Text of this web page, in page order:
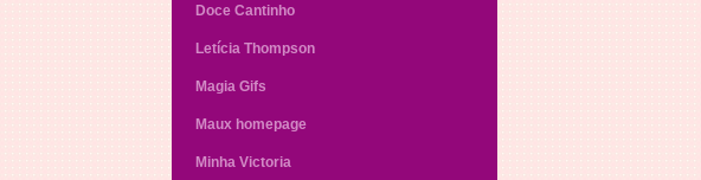
Doce Cantinho
Letícia Thompson
Magia Gifs
Maux homepage
Minha Victoria